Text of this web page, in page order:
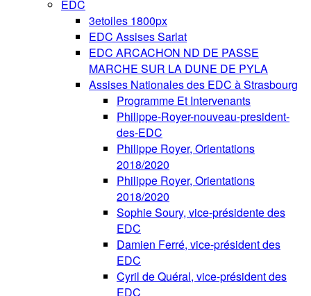
EDC
3etoiles 1800px
EDC Assises Sarlat
EDC ARCACHON ND DE PASSE
MARCHE SUR LA DUNE DE PYLA
Assises Nationales des EDC à Strasbourg
Programme Et Intervenants
Philippe-Royer-nouveau-president-
des-EDC
Philippe Royer, Orientations
2018/2020
Philippe Royer, Orientations
2018/2020
Sophie Soury, vice-présidente des
EDC
Damien Ferré, vice-président des
EDC
Cyril de Quéral, vice-président des
EDC